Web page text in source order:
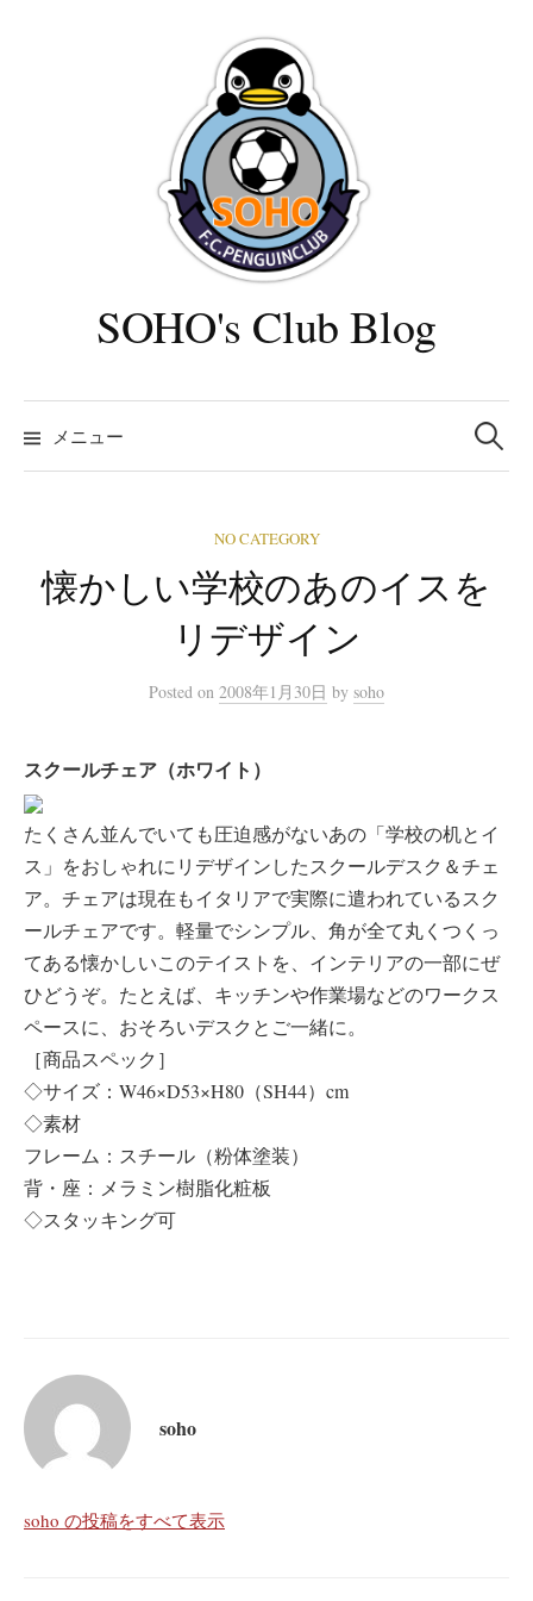
SOHO's Club Blog
メニュー
検
索:
NO CATEGORY
懐かしい学校のあのイスを
リデザイン
Posted on 2008年1月30日 by soho
スクールチェア（ホワイト）
たくさん並んでいても圧迫感がないあの「学校の机とイ
ス」をおしゃれにリデザインしたスクールデスク＆チェ
ア。チェアは現在もイタリアで実際に遣われているスク
ールチェアです。軽量でシンプル、角が全て丸くつくっ
てある懐かしいこのテイストを、インテリアの一部にぜ
ひどうぞ。たとえば、キッチンや作業場などのワークス
ペースに、おそろいデスクとご一緒に。
［商品スペック］
◇サイズ：W46×D53×H80（SH44）cm
◇素材
フレーム：スチール（粉体塗装）
背・座：メラミン樹脂化粧板
◇スタッキング可
soho
soho の投稿をすべて表示